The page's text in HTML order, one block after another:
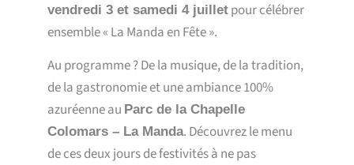
vendredi 3 et samedi 4 juillet pour célébrer
ensemble « La Manda en Fête ».
Au programme ? De la musique, de la tradition,
de la gastronomie et une ambiance 100%
azuréenne au Parc de la Chapelle
Colomars – La Manda. Découvrez le menu
de ces deux jours de festivités à ne pas